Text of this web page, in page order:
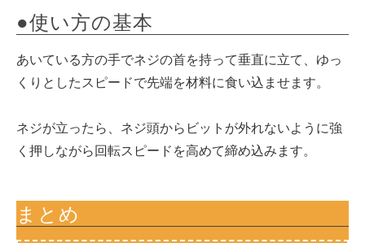
●使い方の基本
あいている方の手でネジの首を持って垂直に立て、ゆっ
くりとしたスピードで先端を材料に食い込ませます。
ネジが立ったら、ネジ頭からビットが外れないように強
く押しながら回転スピードを高めて締め込みます。
まとめ